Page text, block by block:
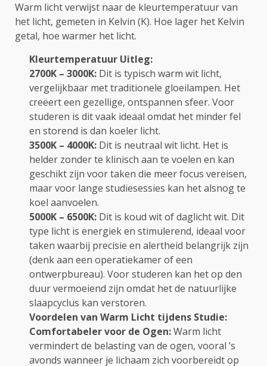
Warm licht verwijst naar de kleurtemperatuur van
het licht, gemeten in Kelvin (K). Hoe lager het Kelvin
getal, hoe warmer het licht.
Kleurtemperatuur Uitleg:
2700K – 3000K: Dit is typisch warm wit licht,
vergelijkbaar met traditionele gloeilampen. Het
creëert een gezellige, ontspannen sfeer. Voor
studeren is dit vaak ideaal omdat het minder fel
en storend is dan koeler licht.
3500K – 4000K: Dit is neutraal wit licht. Het is
helder zonder te klinisch aan te voelen en kan
geschikt zijn voor taken die meer focus vereisen,
maar voor lange studiesessies kan het alsnog te
koel aanvoelen.
5000K – 6500K: Dit is koud wit of daglicht wit. Dit
type licht is energiek en stimulerend, ideaal voor
taken waarbij precisie en alertheid belangrijk zijn
(denk aan een operatiekamer of een
ontwerpbureau). Voor studeren kan het op den
duur vermoeiend zijn omdat het de natuurlijke
slaapcyclus kan verstoren.
Voordelen van Warm Licht tijdens Studie:
Comfortabeler voor de Ogen:Warm licht
vermindert de belasting van de ogen, vooral ’s
avonds wanneer je lichaam zich voorbereidt op